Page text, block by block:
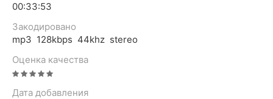
00:33:53
Закодировано
mp3 128kbps 44khz stereo
Оценка качества
Дата добавления